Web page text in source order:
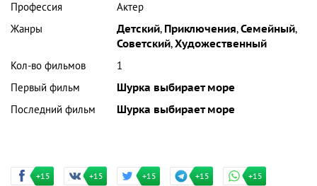
Профессия
Актер
Жанры
Детский, Приключения,Семейный,
Советский,Художественный
Кол-во фильмов
1
Первый фильм
Шурка выбирает море
Последний фильм
Шурка выбирает море
+15 +15 +15 +15 +15